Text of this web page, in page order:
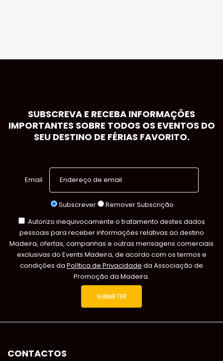
SUBSCREVA E RECEBA INFORMAÇÕES
IMPORTANTES SOBRE TODOS OS EVENTOS DO
SEU DESTINO DE FÉRIAS FAVORITO.
Email:
Subscrever
Remover Subscrição
Autorizo inequivocamente o tratamento destes dados
pessoais para receber informações relativas ao destino
Madeira, ofertas, campanhas e outras mensagens comerciais
exclusivas do Events Madeira, de acordo com os termos e
condições da Política de Privacidade da Associação de
Promoção da Madeira.
CONTACTOS